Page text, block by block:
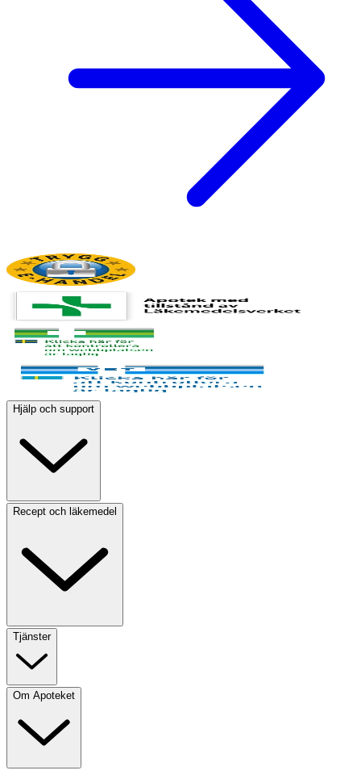
Hjälp och support
Recept och läkemedel
Tjänster
Om Apoteket